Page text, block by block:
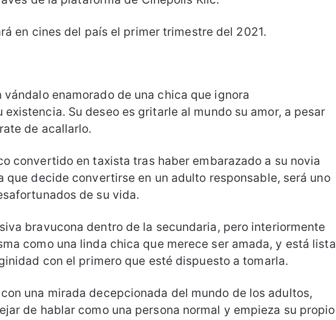
en cines del país el primer trimestre del 2021.
vándalo enamorado de una chica que ignora
Su deseo es gritarle al mundo su amor, a pesar
de acallarlo.
convertido en taxista tras haber embarazado a su novia
que decide convertirse en un adulto responsable, será uno
de su vida.
bravucona dentro de la secundaria, pero interiormente
como una linda chica que merece ser amada, y está lista
con el primero que esté dispuesto a tomarla.
una mirada decepcionada del mundo de los adultos,
de hablar como una persona normal y empieza su propio